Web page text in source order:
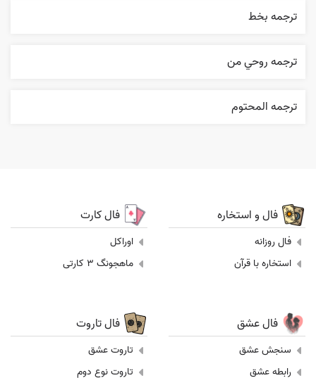
ترجمه بخط
ترجمه روحي من
ترجمه المحتوم
فال و استخاره
فال روزانه
استخاره با قرآن
فال کارت
اوراکل
ماهجونگ 3 کارتی
فال عشق
سنجش عشق
رابطه عشق
فال تاروت
تاروت عشق
تاروت نوع دوم